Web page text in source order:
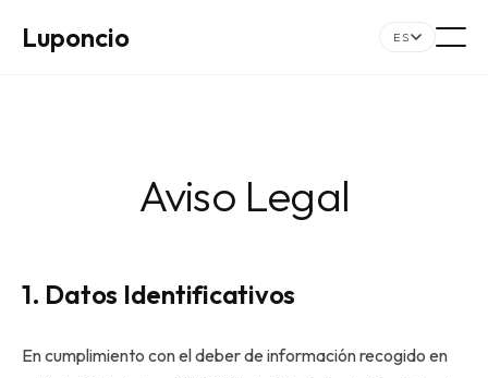
Luponcio ES
Aviso Legal
1. Datos Identificativos
En cumplimiento con el deber de información recogido en